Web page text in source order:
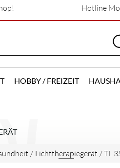
Hotline
HOBBY / FREIZEIT
/ Lichttherapiegerät /TL